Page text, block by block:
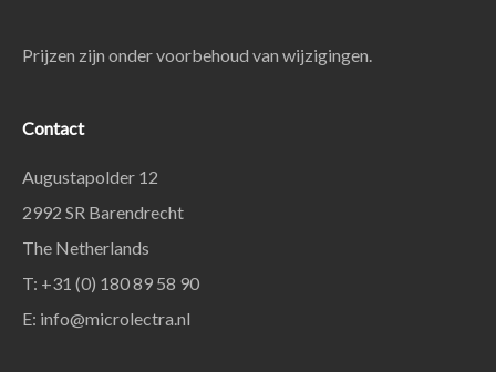
Prijzen zijn onder voorbehoud van wijzigingen.
Contact
Augustapolder 12
2992 SR Barendrecht
The Netherlands
T: +31 (0) 180 89 58 90
E: info@microlectra.nl